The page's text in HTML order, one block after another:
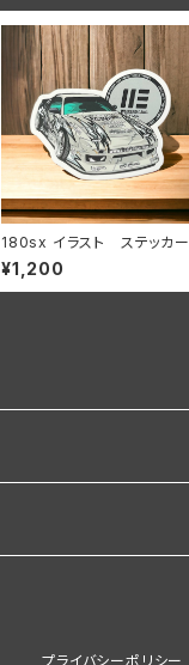
180sx イラスト ステッカー
¥1,200
プライバシーポリシー